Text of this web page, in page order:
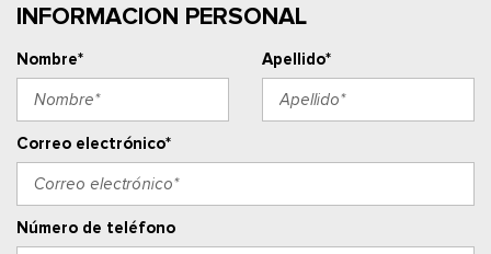
INFORMACION PERSONAL
Nombre* Apellido*
Correo electrónico*
Número de teléfono